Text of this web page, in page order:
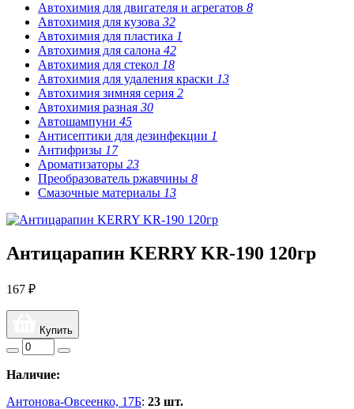
Автохимия для двигателя и агрегатов 8
Автохимия для кузова 32
Автохимия для пластика 1
Автохимия для салона 42
Автохимия для стекол 18
Автохимия для удаления краски 13
Автохимия зимняя серия 2
Автохимия разная 30
Автошампуни 45
Антисептики для дезинфекции 1
Антифризы 17
Ароматизаторы 23
Преобразователь ржавчины 8
Смазочные материалы 13
Антицарапин KERRY KR-190 120гр
167 ₽
Купить
Наличие:
Антонова-Овсеенко, 17Б: 23 шт.